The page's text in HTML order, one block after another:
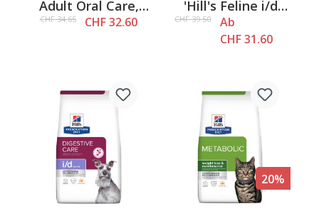
Adult Oral Care,
Chicken 2kg
CHF 34.65 CHF 32.60
'Hill's Feline i/d
Digestive Care'
CHF 39.50
Ab
CHF 31.60
20%